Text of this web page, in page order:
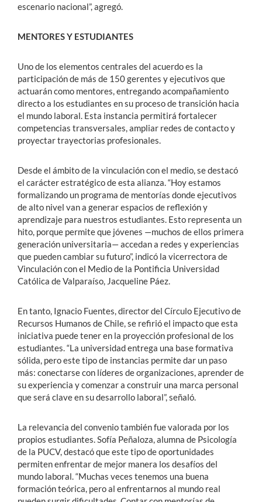
escenario nacional”, agregó.
MENTORES Y ESTUDIANTES
Uno de los elementos centrales del acuerdo es la
participación de más de 150 gerentes y ejecutivos que
actuarán como mentores, entregando acompañamiento
directo a los estudiantes en su proceso de transición hacia
el mundo laboral. Esta instancia permitirá fortalecer
competencias transversales, ampliar redes de contacto y
proyectar trayectorias profesionales.
Desde el ámbito de la vinculación con el medio, se destacó
el carácter estratégico de esta alianza. “Hoy estamos
formalizando un programa de mentorías donde ejecutivos
de alto nivel van a generar espacios de reflexión y
aprendizaje para nuestros estudiantes. Esto representa un
hito, porque permite que jóvenes —muchos de ellos primera
generación universitaria— accedan a redes y experiencias
que pueden cambiar su futuro”, indicó la vicerrectora de
Vinculación con el Medio de la Pontificia Universidad
Católica de Valparaíso, Jacqueline Páez.
En tanto, Ignacio Fuentes, director del Círculo Ejecutivo de
Recursos Humanos de Chile, se refirió el impacto que esta
iniciativa puede tener en la proyección profesional de los
estudiantes. “La universidad entrega una base formativa
sólida, pero este tipo de instancias permite dar un paso
más: conectarse con líderes de organizaciones, aprender de
su experiencia y comenzar a construir una marca personal
que será clave en su desarrollo laboral”, señaló.
La relevancia del convenio también fue valorada por los
propios estudiantes. Sofía Peñaloza, alumna de Psicología
de la PUCV, destacó que este tipo de oportunidades
permiten enfrentar de mejor manera los desafíos del
mundo laboral. “Muchas veces tenemos una buena
formación teórica, pero al enfrentarnos al mundo real